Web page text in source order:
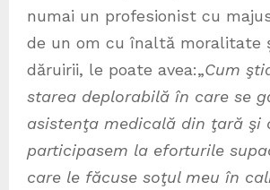
numai un profesionist cu
de un om cu înaltă moralitate
dăruirii, le poate avea:„Cum
starea deplorabilă în care se
asistenţa medicală din ţară şi
participasem la eforturile
care le făcuse soţul meu în